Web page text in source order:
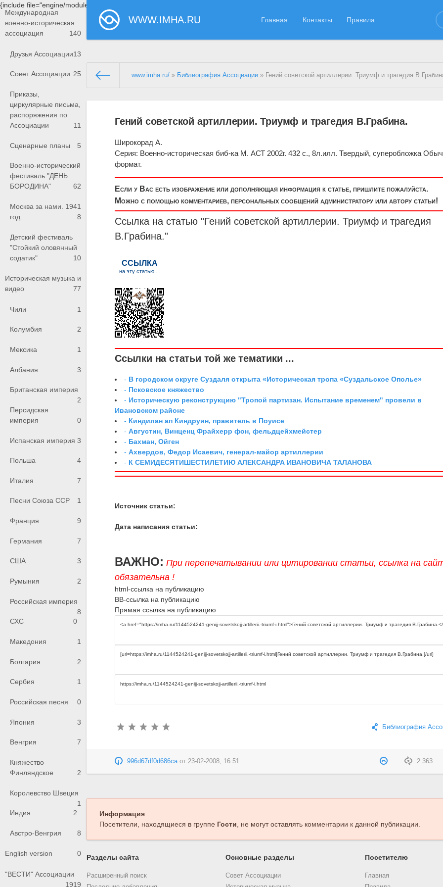
{include file="engine/modules/saperu/head.php"}
WWW.IMHA.RU Главная Контакты Правила
Международная
военно-историческая
ассоциация
140
Друзья Ассоциации13
Совет Ассоциации 25
Приказы,
циркулярные письма,
распоряжения по
Ассоциации
11
Сценарные планы 5
Военно-исторический
фестиваль "ДЕНЬ
БОРОДИНА"
62
Москва за нами. 1941
год.
8
Детский фестиваль
"Стойкий оловянный
содатик"
10
Историческая музыка и
видео
77
Чили 1
Колумбия 2
Мексика 1
Албания 3
Британская империя
2
Персидская
империя
0
Испанская империя 3
Польша 4
Италия 7
Песни Союза ССР 1
Франция 9
Германия 7
США 3
Румыния 2
Российская империя
8
СХС
0
Македония 1
Болгария 2
Сербия 1
Российская песня 0
Япония 3
Венгрия 7
Княжество
Финляндское
2
Королевство Швеция
1
Индия
2
Австро-Венгрия 8
English version 0
"ВЕСТИ" Ассоциации
1919
www.imha.ru/ » Библиография Ассоциации » Гений советской артиллерии. Триумф и трагедия
Гений советской артиллерии. Триумф и трагедия В.Грабина.
Широкорад А.
Серия: Военно-историческая биб-ка М. АСТ 2002г. 432 с., 8л.илл. Твердый, суперобложка
формат.
Если у Вас есть изображение или дополняющая информация к статье, пришлите пожалуйста.
Можно с помощью комментариев, персональных сообщений администратору или автору статьи!
Ссылка на статью "Гений советской артиллерии. Триумф и трагедия
В.Грабина."
Ссылки на статьи той же тематики ...
- В городском округе Суздаля открыта «Историческая тропа «Суздальское Ополье»
- Псковское княжество
- Историческую реконструкцию "Тропой партизан. Испытание временем" провели в
Ивановском районе
- Киндилан ап Киндруин, правитель в Поуисе
-Августин, Винценц Фрайхерр фон, фельдцейхмейстер
- Бахман, Ойген
-Ахвердов, Федор Исаевич, генерал-майор артиллерии
- К СЕМИДЕСЯТИШЕСТИЛЕТИЮ АЛЕКСАНДРА ИВАНОВИЧА ТАЛАНОВА
Источник статьи:
Дата написания статьи:
ВАЖНО: При перепечатывании или цитировании статьи, ссылка на
обязательна !
html-ссылка на публикацию
BB-ссылка на публикацию
Прямая ссылка на публикацию
Библиография
2 363
996d67df0d686caот23-02-2008, 16:51
Информация
Посетители, находящиеся в группе Гости, не могут оставлять комментарии к данной публикации.
Разделы сайта
Расширенный поиск
Основные разделы
Совет Ассоциации
Посетителю
Главная